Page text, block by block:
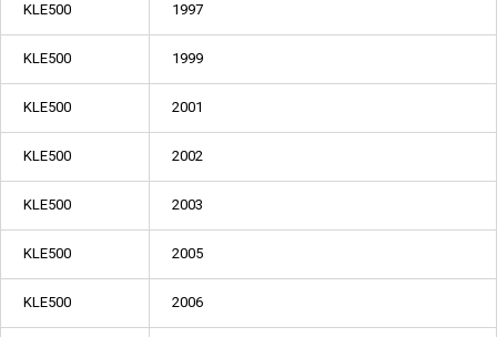
KLE500 1997
KLE500 1999
KLE500 2001
KLE500 2002
KLE500 2003
KLE500 2005
KLE500 2006